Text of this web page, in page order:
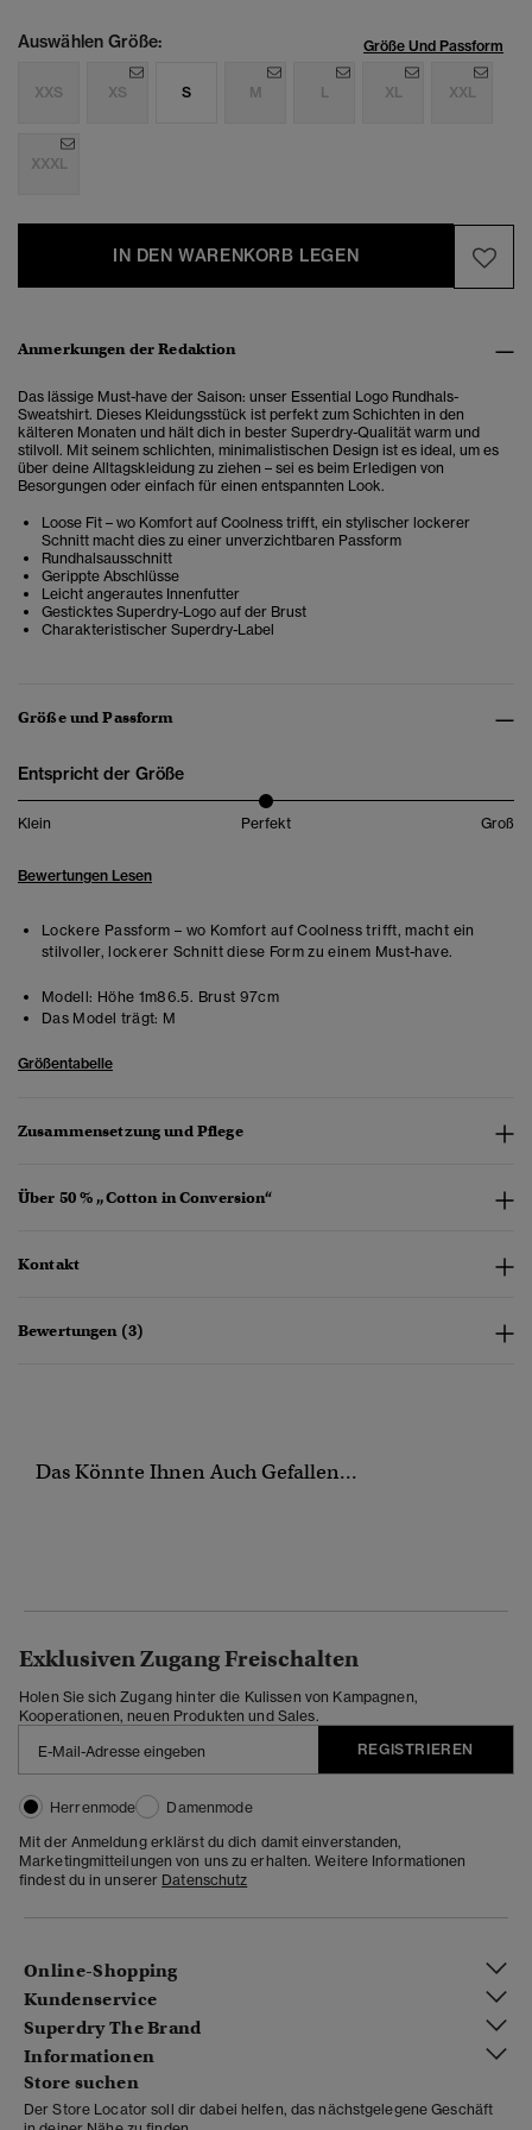
Auswählen Größe: Größe Und Passform
XXS XS S M L XL XXL
XXXL
IN DEN WARENKORB LEGEN
Anmerkungen der Redaktion
Das lässige Must-have der Saison: unser Essential Logo Rundhals-
Sweatshirt. Dieses Kleidungsstück ist perfekt zum Schichten in den
kälteren Monaten und hält dich in bester Superdry-Qualität warm und
stilvoll. Mit seinem schlichten, minimalistischen Design ist es ideal, um es
über deine Alltagskleidung zu ziehen – sei es beim Erledigen von
Besorgungen oder einfach für einen entspannten Look.
Loose Fit – wo Komfort auf Coolness trifft, ein stylischer lockerer
Schnitt macht dies zu einer unverzichtbaren Passform
Rundhalsausschnitt
Gerippte Abschlüsse
Leicht angerautes Innenfutter
Gesticktes Superdry-Logo auf der Brust
Charakteristischer Superdry-Label
Größe und Passform
Entspricht der Größe
Klein Perfekt Groß
Bewertungen Lesen
Lockere Passform – wo Komfort auf Coolness trifft, macht ein
stilvoller, lockerer Schnitt diese Form zu einem Must-have.
Modell: Höhe 1m86.5. Brust 97cm
Das Model trägt: M
Größentabelle
Zusammensetzung und Pflege
Über 50 % „Cotton in Conversion“
Kontakt
Bewertungen (3)
Das Könnte Ihnen Auch Gefallen...
Exklusiven Zugang Freischalten
Holen Sie sich Zugang hinter die Kulissen von Kampagnen,
Kooperationen, neuen Produkten und Sales.
REGISTRIEREN
Herrenmode
Damenmode
Mit der Anmeldung erklärst du dich damit einverstanden,
Marketingmitteilungen von uns zu erhalten. Weitere Informationen
findest du in unserer Datenschutz
Online-Shopping
Kundenservice
Superdry The Brand
Informationen
Store suchen
Der Store Locator soll dir dabei helfen, das nächstgelegene Geschäft